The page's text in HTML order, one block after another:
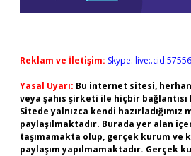
Reklam ve İletişim: Skype:
Yasal Uyarı: Bu internet sitesi,
veya şahıs şirketi ile hiçbir
Sitede yalnızca kendi hazırladığımız
paylaşılmaktadır. Burada yer alan
taşımamakta olup, gerçek kurum ve
paylaşım yapılmamaktadır. Gerçek